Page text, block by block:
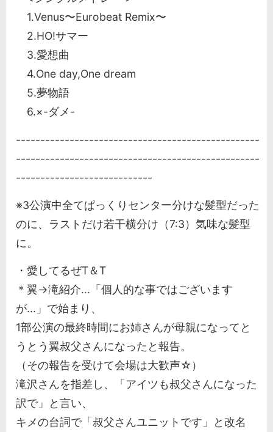
1.Venus〜Eurobeat Remix〜
2.HO!サマー
3.愛想曲
4.One day,One dream
5.夢物語
6.×-ダメ-
--------------------------------------------------
--------------------------------------------------
----------------------------
※3公演中全てぱっくりセンター分けな髪型だった
のに、ラストだけ若干横分け（7:3）気味な髪型
に。
・愛してるぜT＆T
＊翼→滝紹介...「個人的な事ではございます
が...」で始まり、
1部公演の最終時間にお姉さんが母親になってと
うとう翼叔父さんになったと報告。
（その報告を受けて会場は大歓声☆）
滝沢さんを指差し、「アイツも叔父さんになった
訳で」と言い、
キメの台詞で「叔父さんユニットです」と改名